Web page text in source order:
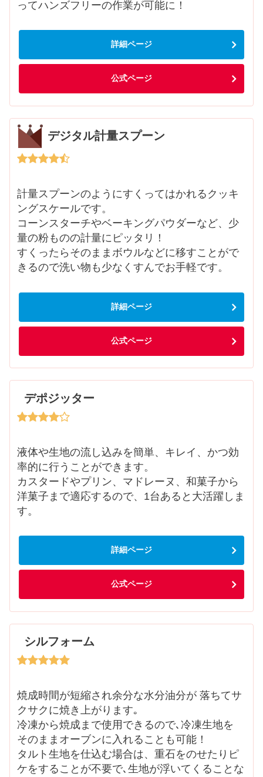
ってハンズフリーの作業が可能に！
詳細ページ
公式ページ
デジタル計量スプーン
計量スプーンのようにすくってはかれるクッキ
ングスケールです。
コーンスターチやベーキングパウダーなど、少
量の粉ものの計量にピッタリ！
すくったらそのままボウルなどに移すことがで
きるので洗い物も少なくすんでお手軽です。
詳細ページ
公式ページ
デポジッター
液体や生地の流し込みを簡単、キレイ、かつ効
率的に行うことができます。
カスタードやプリン、マドレーヌ、和菓子から
洋菓子まで適応するので、1台あると大活躍しま
す。
詳細ページ
公式ページ
シルフォーム
焼成時間が短縮され余分な水分油分が 落ちてサ
クサクに焼き上がります｡
冷凍から焼成まで使用できるので､冷凍生地を
そのままオーブンに入れることも可能！
タルト生地を仕込む場合は、重石をのせたりピ
ケをすることが不要で､生地が浮いてくることな